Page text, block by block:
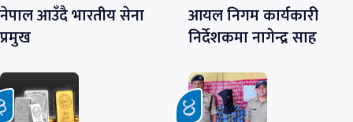
नेपाल आउँदै भारतीय सेना
प्रमुख
आयल निगम कार्यकारी
निर्देशकमा नागेन्द्र साह